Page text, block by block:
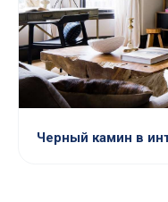
Черный камин в